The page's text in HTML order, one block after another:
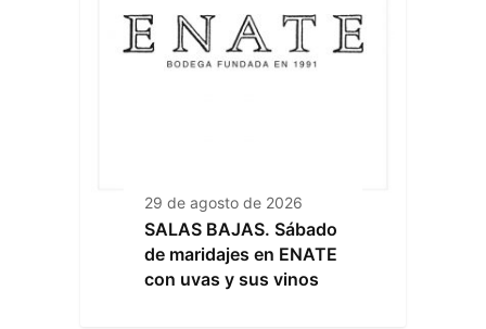
29 de agosto de 2026
SALAS BAJAS. Sábado
de maridajes en ENATE
con uvas y sus vinos